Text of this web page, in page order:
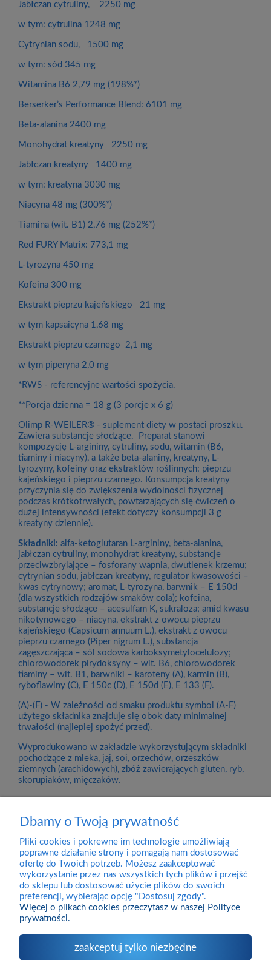
Jabłczan cytruliny, 2250 mg
w tym: cytrulina 1248 mg
Cytrynian sodu, 1500 mg
w tym: sód 345 mg
Witamina B6 2,79 mg (198%*)
Berserker’s Performance Blend: 6101 mg
Beta-alanina 2400 mg
Monohydrat kreatyny 2250 mg
Jabłczan kreatyny 1400 mg
w tym: kreatyna 3030 mg
Niacyna 48 mg (300%*)
Tiamina (wit. B1) 2,76 mg (252%*)
Red FURY Matrix: 773,1 mg
L-tyrozyna 450 mg
Kofeina 300 mg
Ekstrakt pieprzu kajeńskiego 21 mg
w tym kapsaicyna 1,68 mg
Ekstrakt pieprzu czarnego 2,1 mg
w tym piperyna 2,0 mg
*RWS - referencyjne wartości spożycia.
**Porcja dzienna = 18 g (3 porcje x 6 g)
Olimp R-WEILER® - suplement diety w postaci proszku.
Zawiera substancje słodzące. Preparat stanowi
kompozycję L-argininy, cytruliny, sodu, witamin (B6,
tiaminy i niacyny), a także beta-alaniny, kreatyny, L-
tyrozyny, kofeiny oraz ekstraktów roślinnych: pieprzu
kajeńskiego i pieprzu czarnego. Konsumpcja kreatyny
przyczynia się do zwiększenia wydolności fizycznej
podczas krótkotrwałych, powtarzających się ćwiczeń o
dużej intensywności (efekt dotyczy konsumpcji 3 g
kreatyny dziennie).
Składniki: alfa-ketoglutaran L-argininy, beta-alanina,
jabłczan cytruliny, monohydrat kreatyny, substancje
przeciwzbrylające – fosforany wapnia, dwutlenek krzemu;
cytrynian sodu, jabłczan kreatyny, regulator kwasowości –
kwas cytrynowy; aromat, L-tyrozyna, barwnik – E 150d
(dla wszystkich rodzajów smaków cola); kofeina,
substancje słodzące – acesulfam K, sukraloza; amid kwasu
nikotynowego – niacyna, ekstrakt z owocu pieprzu
kajeńskiego (Capsicum annuum L.), ekstrakt z owocu
pieprzu czarnego (Piper nigrum L.), substancja
zagęszczająca – sól sodowa karboksymetylocelulozy;
chlorowodorek pirydoksyny – wit. B6, chlorowodorek
tiaminy – wit. B1, barwniki – karoteny (A), karmin (B),
ryboflawiny (C), E 150c (D), E 150d (E), E 133 (F).
(A)-(F) - W zależności od smaku produktu symbol (A-F)
użytego składnika znajduje się obok daty minimalnej
trwałości (najlepiej spożyć przed).
Wyprodukowano w zakładzie wykorzystującym składniki
pochodzące z mleka, jaj, soi, orzechów, orzeszków
ziemnych (arachidowych), zbóż zawierających gluten, ryb,
skorupiaków, mięczaków.
Dostawa
Pomoc
Dbamy o Twoją prywatność
Pliki cookies i pokrewne im technologie umożliwiają
poprawne działanie strony i pomagają nam dostosować
ofertę do Twoich potrzeb. Możesz zaakceptować
wykorzystanie przez nas wszystkich tych plików i przejść
do sklepu lub dostosować użycie plików do swoich
preferencji, wybierając opcję "Dostosuj zgody".
Więcej o plikach cookies przeczytasz w naszej Polityce
prywatności.
zaakceptuj tylko niezbędne